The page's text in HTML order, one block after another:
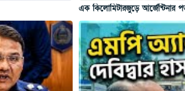
এক কিলোমিটারজুড়ে আর্জেন্টিনার